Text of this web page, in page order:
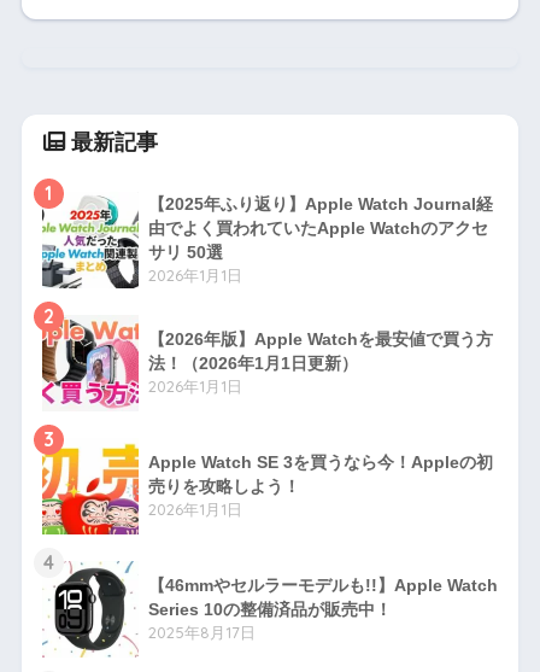
最新記事
1
【2025年ふり返り】Apple Watch Journal経
由でよく買われていたApple Watchのアクセ
サリ 50選
2026年1月1日
2
【2026年版】Apple Watchを最安値で買う方
法！（2026年1月1日更新）
2026年1月1日
3
Apple Watch SE 3を買うなら今！Appleの初
売りを攻略しよう！
2026年1月1日
4
【46mmやセルラーモデルも!!】Apple Watch
Series 10の整備済品が販売中！
2025年8月17日